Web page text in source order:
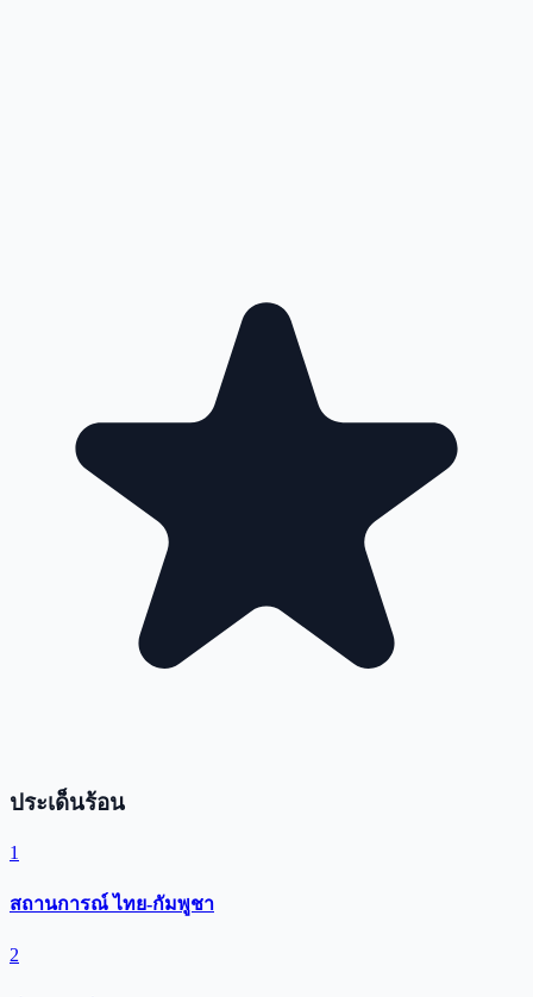
ประเด็นร้อน
1
สถานการณ์ ไทย-กัมพูชา
2